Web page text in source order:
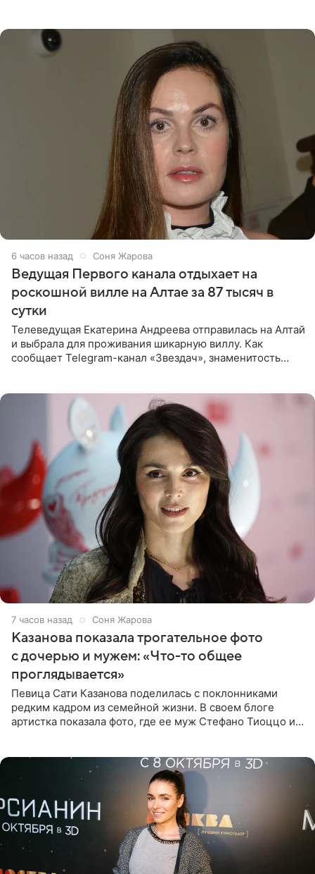
6 часов назад Соня Жарова
Ведущая Первого канала отдыхает на
роскошной вилле на Алтае за 87 тысяч в
сутки
Телеведущая Екатерина Андреева отправилась на Алтай
и выбрала для проживания шикарную виллу. Как
сообщает Telegram-канал «Звездач», знаменитость
7 часов назад Соня Жарова
Казанова показала трогательное фото
с дочерью и мужем: «Что-то общее
проглядывается»
Певица Сати Казанова поделилась с поклонниками
редким кадром из семейной жизни. В своем блоге
артистка показала фото, где ее муж Стефано Тиоццо и